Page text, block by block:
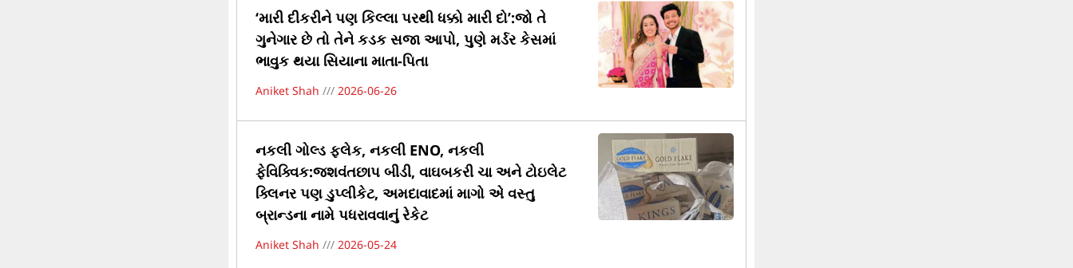
‘મારી દીકરીને પણ કિલ્લા પરથી ધક્કો મારી દો’:જો તે
ગુનેગાર છે તો તેને કડક સજા આપો, પુણે મર્ડર કેસમાં
ભાવુક થયા સિયાના માતા-પિતા
Aniket Shah 2026-06-26
નકલી ગોલ્ડ ફ્લેક, નકલી ENO, નકલી
ફેવિક્વિક:જશવંતછાપ બીડી, વાઘબકરી ચા અને ટોઇલેટ
ક્લિનર પણ ડુપ્લીકેટ, અમદાવાદમાં માગો એ વસ્તુ
બ્રાન્ડના નામે પધરાવવાનું રેકેટ
Aniket Shah 2026-05-24